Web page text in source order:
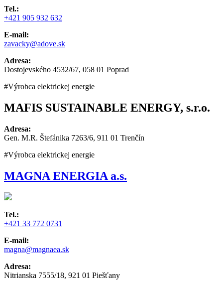
Tel.:
+421 905 932 632
E-mail:
zavacky@adove.sk
Adresa:
Dostojevského 4532/67, 058 01 Poprad
#Výrobca elektrickej energie
MAFIS SUSTAINABLE ENERGY, s.r.o.
Adresa:
Gen. M.R. Štefánika 7263/6, 911 01 Trenčín
#Výrobca elektrickej energie
MAGNA ENERGIA a.s.
Tel.:
+421 33 772 0731
E-mail:
magna@magnaea.sk
Adresa:
Nitrianska 7555/18, 921 01 Piešťany